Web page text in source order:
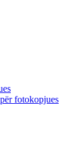
fotokopjues